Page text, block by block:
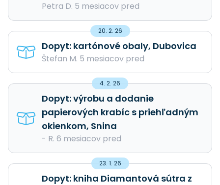
Petra D. 5 mesiacov pred
20. 2. 26
Dopyt: kartónové obaly, Dubovica
Štefan M. 5 mesiacov pred
4. 2. 26
Dopyt: výrobu a dodanie
papierových krabíc s priehľadným
okienkom, Snina
- R. 6 mesiacov pred
23. 1. 26
Dopyt: kniha Diamantová sútra z